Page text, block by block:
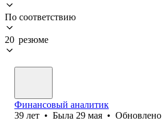
По соответствию
20 резюме
Финансовый аналитик
39 лет • Была 29 мая • Обновлено